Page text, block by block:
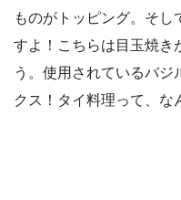
ものがトッピング。そし
すよ！こちらは目玉焼き
う。使用されているバジ
クス！タイ料理って、な